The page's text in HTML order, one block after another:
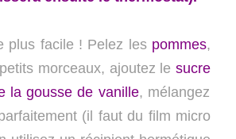
plus facile ! Pelez les pommes,
morceaux, ajoutez le sucre
la gousse de vanille, mélangez
(il faut du film micro